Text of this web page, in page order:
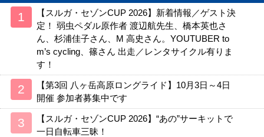
【スルガ・セゾンCUP 2026】新着情報／ゲスト決
定！ 弱虫ペダル原作者 渡辺航先生、橋本英也さ
ん、杉浦佳子さん、M 高史さん。YOUTUBER to
m’s cycling、篠さん 出走／レンタサイクル有りま
す！
【第3回 八ヶ岳高原ロングライド】10月3日～4日
開催 参加者募集中です
【スルガ・セゾンCUP 2026】“あの”サーキットで
一日自転車三昧！